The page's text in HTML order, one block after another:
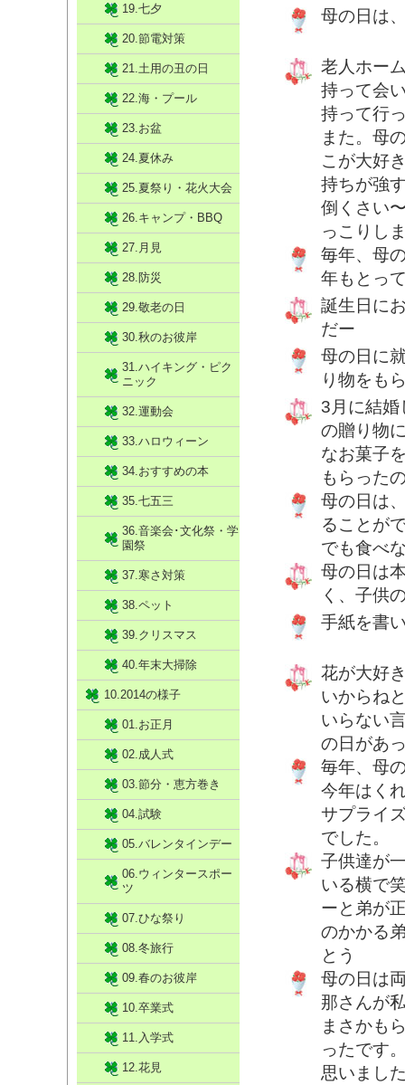
母の日は
老人ホー
持って会
持って行
また。母
こが大好
持ちが強
倒くさい
っこりし
毎年、母
年もとっ
誕生日に
だー
母の日に
り物をも
3月に結婚
の贈り物
なお菓子
もらった
母の日は
ることが
でも食べ
母の日は
く、子供
手紙を書
花が大好
いからね
いらない
の日があ
毎年、母
今年はく
サプライ
でした。
子供達が
いる横で
ーと弟が
のかかる
とう
母の日は
那さんが
まさかも
ったです
思いまし
19.七夕
20.節電対策
21.土用の丑の日
22.海・プール
23.お盆
24.夏休み
25.夏祭り・花火大会
26.キャンプ・BBQ
27.月見
28.防災
29.敬老の日
30.秋のお彼岸
31.ハイキング・ピク
ニック
32.運動会
33.ハロウィーン
34.おすすめの本
35.七五三
36.音楽会･文化祭・学
園祭
37.寒さ対策
38.ペット
39.クリスマス
40.年末大掃除
10.2014の様子
01.お正月
02.成人式
03.節分・恵方巻き
04.試験
05.バレンタインデー
06.ウィンタースポー
ツ
07.ひな祭り
08.冬旅行
09.春のお彼岸
10.卒業式
11.入学式
12.花見